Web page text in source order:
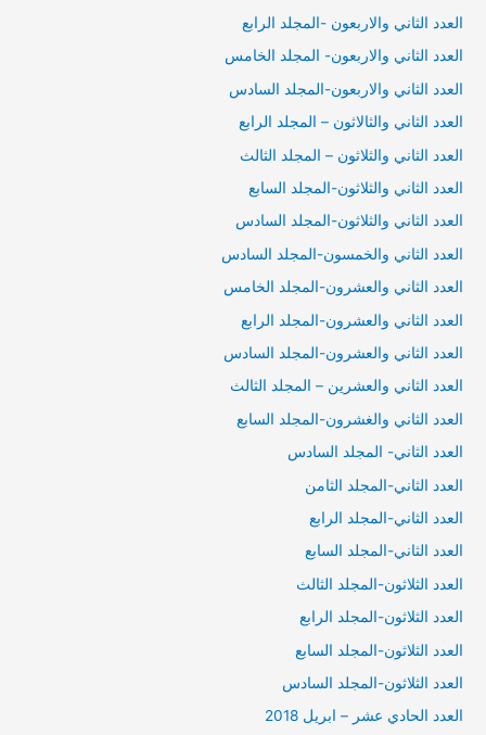
العدد الثاني والاربعون -المجلد الرابع
العدد الثاني والاربعون- المجلد الخامس
العدد الثاني والاربعون-المجلد السادس
العدد الثاني والثالاثون – المجلد الرابع
العدد الثاني والثلاثون – المجلد الثالث
العدد الثاني والثلاثون-المجلد السابع
العدد الثاني والثلاثون-المجلد السادس
العدد الثاني والخمسون-المجلد السادس
العدد الثاني والعشرون-المجلد الخامس
العدد الثاني والعشرون-المجلد الرابع
العدد الثاني والعشرون-المجلد السادس
العدد الثاني والعشرين – المجلد الثالث
العدد الثاني والغشرون-المجلد السابع
العدد الثاني- المجلد السادس
العدد الثاني-المجلد الثامن
العدد الثاني-المجلد الرابع
العدد الثاني-المجلد السابع
العدد الثلاثون-المجلد الثالث
العدد الثلاثون-المجلد الرابع
العدد الثلاثون-المجلد السابع
العدد الثلاثون-المجلد السادس
العدد الحادي عشر – ابريل 2018